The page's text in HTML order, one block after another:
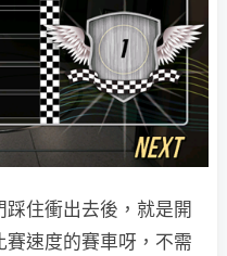
住衝出去後，就是開
速度的賽車呀，不需